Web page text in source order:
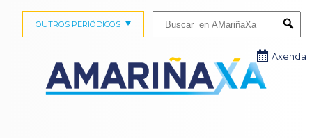
OUTROS PERIÓDICOS
Axenda